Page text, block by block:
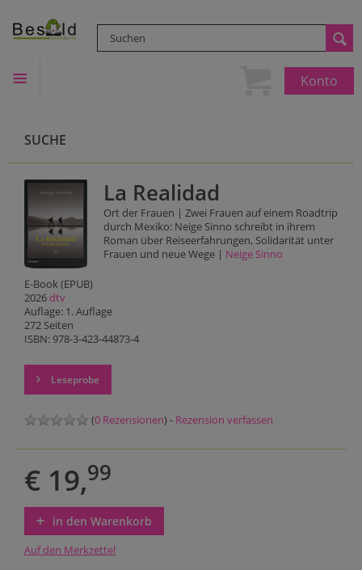
Konto
SUCHE
La Realidad
Ort der Frauen | Zwei Frauen auf einem Roadtrip
durch Mexiko: Neige Sinno schreibt in ihrem
Roman über Reiseerfahrungen, Solidarität unter
Frauen und neue Wege | Neige Sinno
E-Book (EPUB)
2026 dtv
Auflage: 1. Auflage
272 Seiten
ISBN: 978-3-423-44873-4
Leseprobe
(0 Rezensionen) - Rezension verfassen
€ 19,99
in den Warenkorb
Auf den Merkzettel